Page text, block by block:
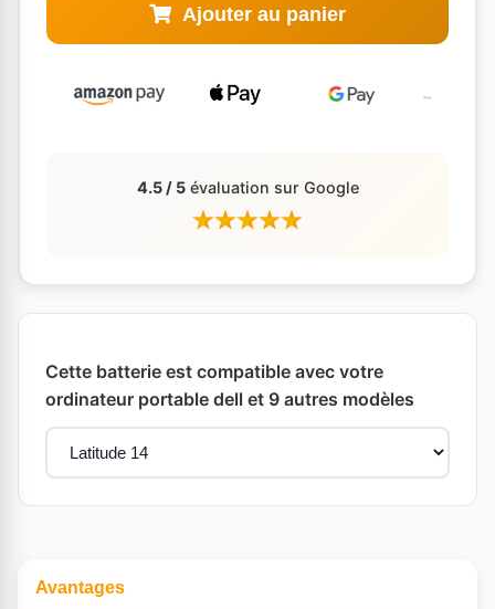
Ajouter au panier
4.5 / 5évaluation sur Google
Cette batterie est compatible avec votre
ordinateur portable dell et 9 autres modèles
Avantages